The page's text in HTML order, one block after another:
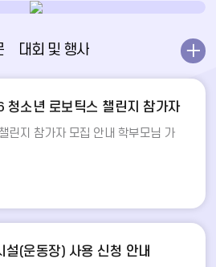
청소년 로보틱스 챌린지 참가자
린지 참가자 모집 안내 학부모님 가
(운동장) 사용 신청 안내
대회 및 행사